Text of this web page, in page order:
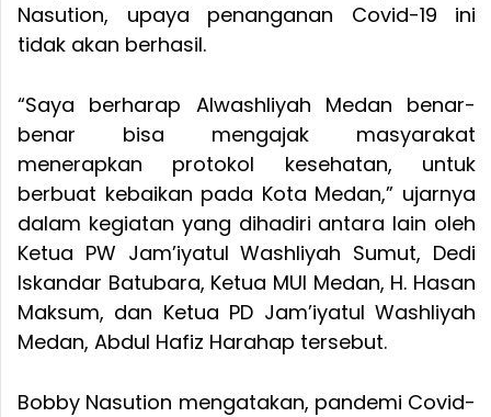
Nasution, upaya penanganan Covid-19 ini
tidak akan berhasil.
“Saya berharap Alwashliyah Medan benar-
benar bisa mengajak masyarakat
menerapkan protokol kesehatan, untuk
berbuat kebaikan pada Kota Medan,” ujarnya
dalam kegiatan yang dihadiri antara lain oleh
Ketua PW Jam’iyatul Washliyah Sumut, Dedi
Iskandar Batubara, Ketua MUI Medan, H. Hasan
Maksum, dan Ketua PD Jam’iyatul Washliyah
Medan, Abdul Hafiz Harahap tersebut.
Bobby Nasution mengatakan, pandemi Covid-